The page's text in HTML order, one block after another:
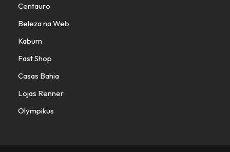
Centauro
Beleza na Web
Kabum
Fast Shop
Casas Bahia
Lojas Renner
Olympikus